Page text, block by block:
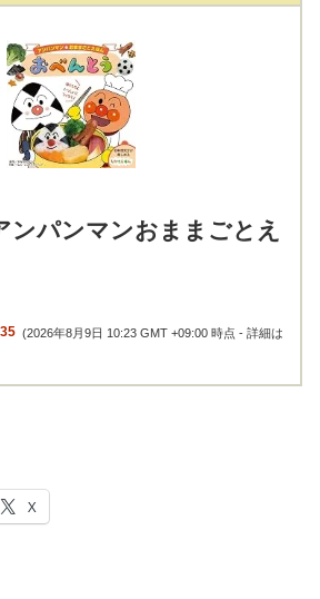
ンパンマンおままごとえ
(2026年8月9日 10:23 GMT +09:00 時点 -詳細は
X